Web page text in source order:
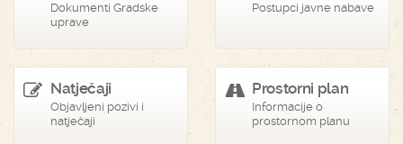
Dokumenti Gradske
uprave
Postupci javne nabave
Natječaji
Objavljeni pozivi i
natječaji
Prostorni plan
Informacije o
prostornom planu